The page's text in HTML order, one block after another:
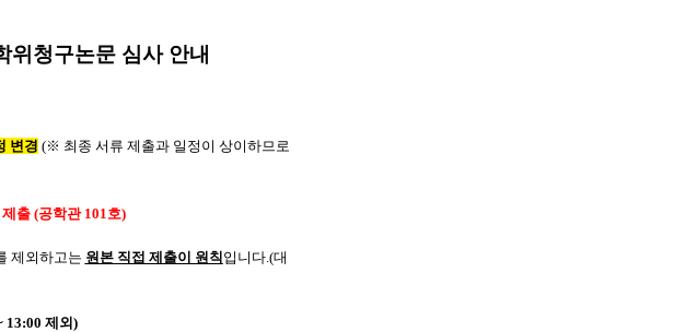
위청구논문 심사 안내
변경 (※ 최종 서류 제출과 일정이 상이하므로
출 (공학관 101호)
제외하고는 원본 직접 제출이 원칙 입니다.(대
13:00 제외)